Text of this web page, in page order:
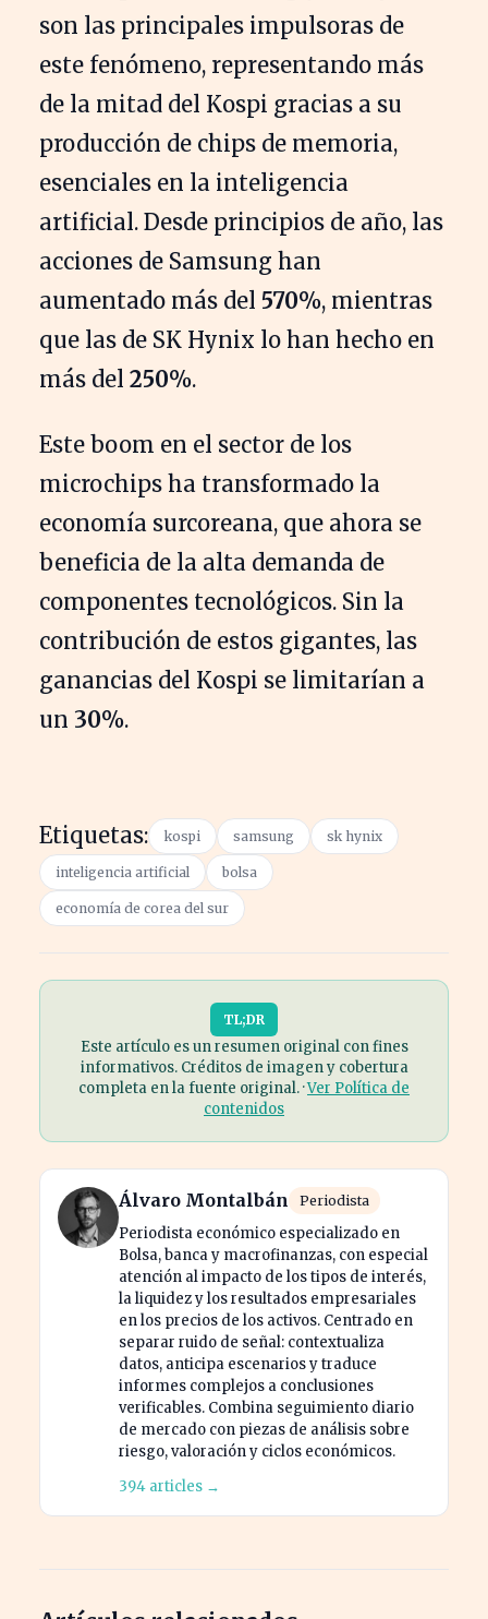
son las principales impulsoras de
este fenómeno, representando más
de la mitad del Kospi gracias a su
producción de chips de memoria,
esenciales en la inteligencia
artificial. Desde principios de año, las
acciones de Samsung han
aumentado más del 570%, mientras
que las de SK Hynix lo han hecho en
más del 250%.
Este boom en el sector de los
microchips ha transformado la
economía surcoreana, que ahora se
beneficia de la alta demanda de
componentes tecnológicos. Sin la
contribución de estos gigantes, las
ganancias del Kospi se limitarían a
un 30%.
Etiquetas: kospi samsung sk hynix
inteligencia artificial bolsa
economía de corea del sur
TL;DR
Este artículo es un resumen original con fines
informativos. Créditos de imagen y cobertura
completa en la fuente original. ·Ver Política de
contenidos
Álvaro Montalbán Periodista
Periodista económico especializado en
Bolsa, banca y macrofinanzas, con especial
atención al impacto de los tipos de interés,
la liquidez y los resultados empresariales
en los precios de los activos. Centrado en
separar ruido de señal: contextualiza
datos, anticipa escenarios y traduce
informes complejos a conclusiones
verificables. Combina seguimiento diario
de mercado con piezas de análisis sobre
riesgo, valoración y ciclos económicos.
394 articles →